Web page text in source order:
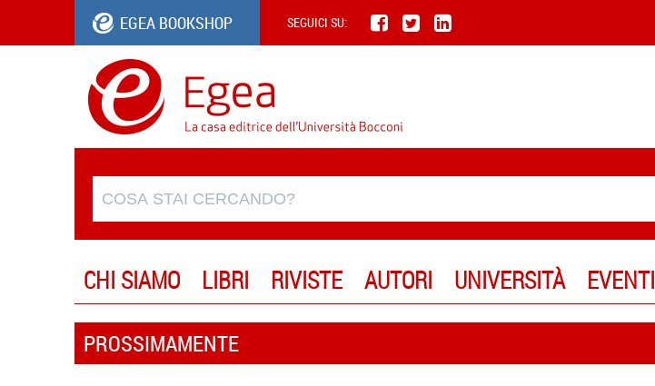
EGEA BOOKSHOP SEGUICI SU:
CHI SIAMO LIBRI RIVISTE AUTORI UNIVERSITÀ EVENTI
PROSSIMAMENTE